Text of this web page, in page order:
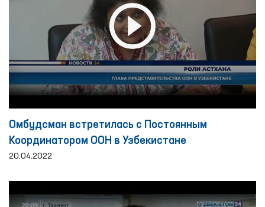
Омбудсман встретилась с Постоянным
Координатором ООН в Узбекистане
20.04.2022